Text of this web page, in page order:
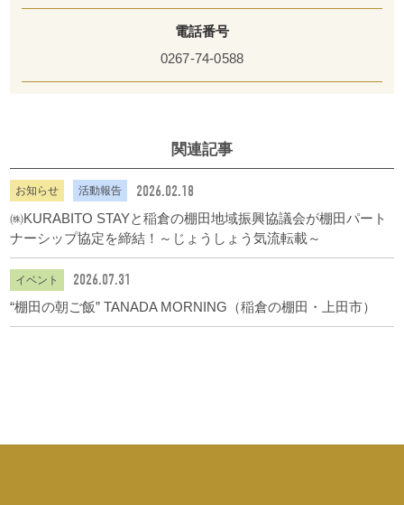
電話番号
0267‐74‐0588
関連記事
お知らせ 活動報告 2026.02.18
㈱KURABITO STAYと稲倉の棚田地域振興協議会が棚田パート
ナーシップ協定を締結！～じょうしょう気流転載～
イベント 2026.07.31
“棚田の朝ご飯” TANADA MORNING（稲倉の棚田・上田市）